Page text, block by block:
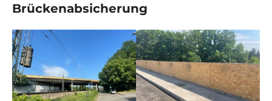
Brückenabsicherung